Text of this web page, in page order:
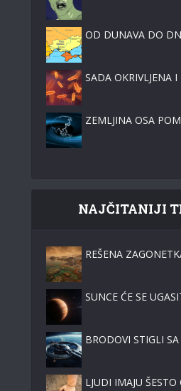
OD DUNAVA DO
SADA OKRIVLJENA
ZEMLJINA OSA
NAJČITANIJI
REŠENA
SUNCE ĆE SE
BRODOVI STIGLI
LJUDI IMAJU ŠESTO